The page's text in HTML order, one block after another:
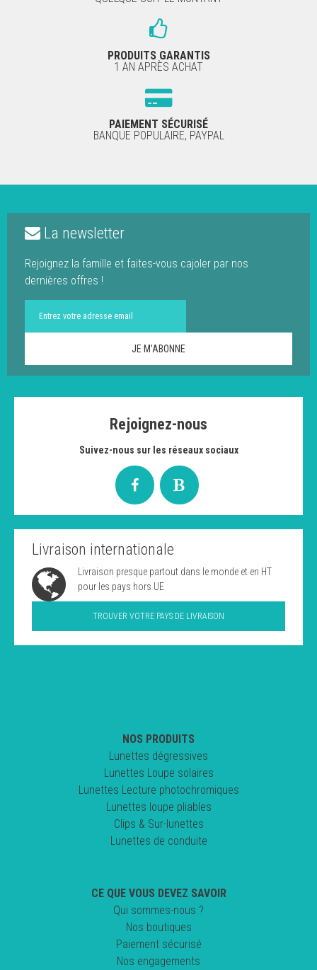
PRODUITS GARANTIS
1 AN APRÈS ACHAT
PAIEMENT SÉCURISÉ
BANQUE POPULAIRE, PAYPAL
La newsletter
Rejoignez la famille et faites-vous cajoler par nos
dernières offres !
Rejoignez-nous
Suivez-nous sur les réseaux sociaux
Livraison internationale
Livraison presque partout dans le monde et en HT
pour les pays hors UE
TROUVER VOTRE PAYS DE LIVRAISON
NOS PRODUITS
Lunettes dégressives
Lunettes Loupe solaires
Lunettes Lecture photochromiques
Lunettes loupe pliables
Clips & Sur-lunettes
Lunettes de conduite
CE QUE VOUS DEVEZ SAVOIR
Qui sommes-nous ?
Nos boutiques
Paiement sécurisé
Nos engagements